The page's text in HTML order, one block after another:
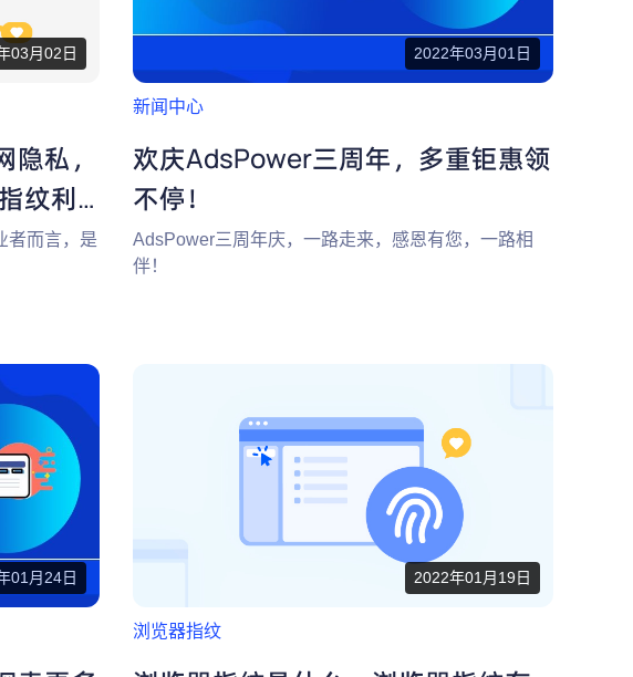
03月02日
私，
纹利
者而言，是
2022年03月01日
新闻中心
欢庆AdsPower三周年，多重钜惠领
不停！
AdsPower三周年庆，一路走来，感恩有您，一路相
伴！
01月24日 2022年01月19日
浏览器指纹